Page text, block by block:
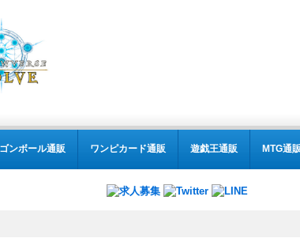
ンボール通販 ワンピカード通販 遊戯王通販 MTG通